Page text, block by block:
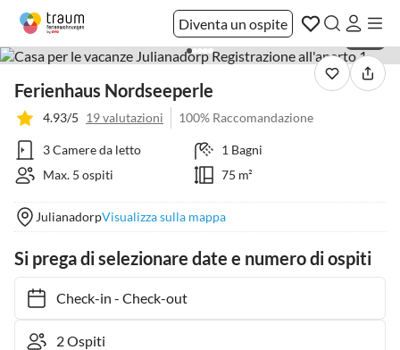
Diventa un ospite
Ferienhaus Nordseeperle
4.93/5 19 valutazioni 100% Raccomandazione
3 Camere da letto
1 Bagni
Max. 5 ospiti
75 m²
JulianadorpVisualizza sulla mappa
Si prega di selezionare date e numero di ospiti
Check-in- Check-out